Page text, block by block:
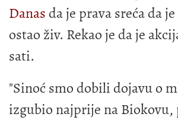
Danas da je prava sreća da
ostao živ. Rekao je da je
sati.
"Sinoć smo dobili dojavu o
izgubio najprije na Biokovu,